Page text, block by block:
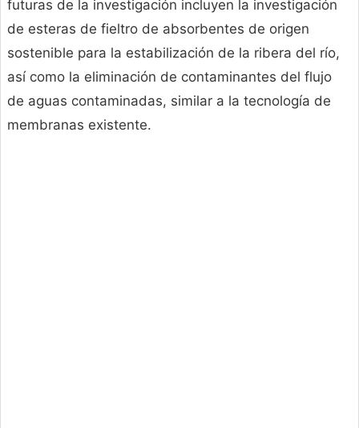
futuras de la investigación incluyen la investigación
de esteras de fieltro de absorbentes de origen
sostenible para la estabilización de la ribera del río,
así como la eliminación de contaminantes del flujo
de aguas contaminadas, similar a la tecnología de
membranas existente.